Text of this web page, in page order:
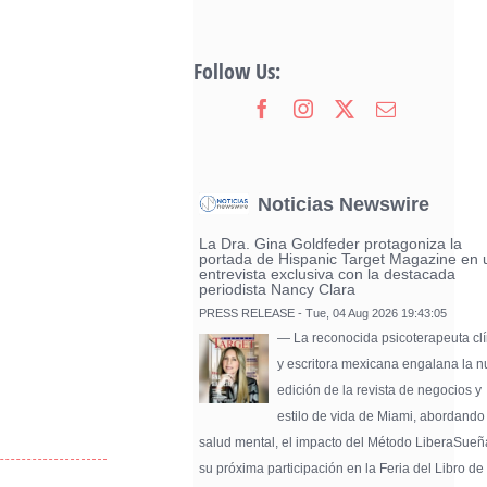
Follow Us:
Noticias Newswire
La Dra. Gina Goldfeder protagoniza la
portada de Hispanic Target Magazine en
entrevista exclusiva con la destacada
periodista Nancy Clara
PRESS RELEASE - Tue, 04 Aug 2026 19:43:05
— La reconocida psicoterapeuta
y escritora mexicana engalana la
edición de la revista de negocios y
estilo de vida de Miami,
salud mental, el impacto del Método
su próxima participación en la Feria del Libro de